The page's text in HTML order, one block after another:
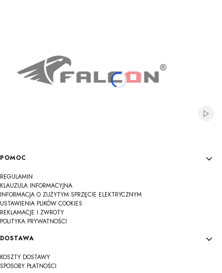
Linki w stopce
POMOC
REGULAMIN
KLAUZULA INFORMACYJNA
INFORMACJA O ZUŻYTYM SPRZĘCIE ELEKTRYCZNYM
USTAWIENIA PLIKÓW COOKIES
REKLAMACJE I ZWROTY
POLITYKA PRYWATNOŚCI
DOSTAWA
KOSZTY DOSTAWY
SPOSOBY PŁATNOŚCI